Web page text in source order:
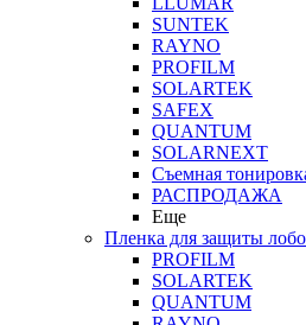
SUNTEK
RAYNO
PROFILM
SOLARTEK
SAFEX
QUANTUM
SOLARNEXT
Съемная
РАСПРОДАЖА
Еще
Пленка для защиты
PROFILM
SOLARTEK
QUANTUM